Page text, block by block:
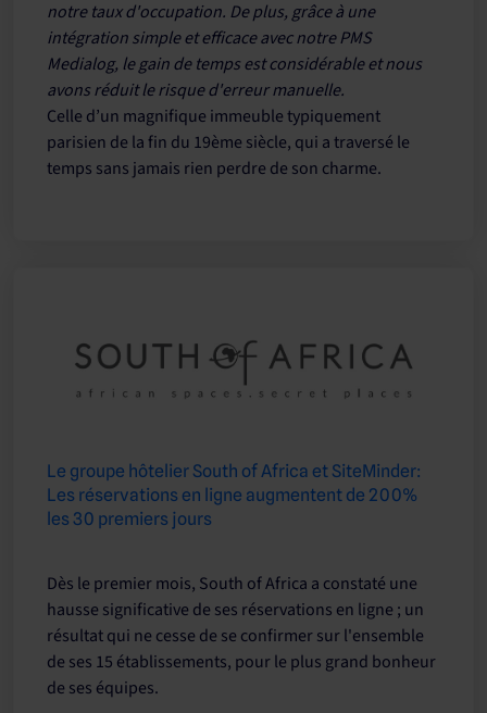
notre taux d'occupation. De plus, grâce à une
intégration simple et efficace avec notre PMS
Medialog, le gain de temps est considérable et nous
avons réduit le risque d'erreur manuelle.
Celle d’un magnifique immeuble typiquement
parisien de la fin du 19ème siècle, qui a traversé le
temps sans jamais rien perdre de son charme.
Le groupe hôtelier South of Africa et SiteMinder:
Les réservations en ligne augmentent de 200%
les 30 premiers jours
Dès le premier mois, South of Africa a constaté une
hausse significative de ses réservations en ligne ; un
résultat qui ne cesse de se confirmer sur l'ensemble
de ses 15 établissements, pour le plus grand bonheur
de ses équipes.